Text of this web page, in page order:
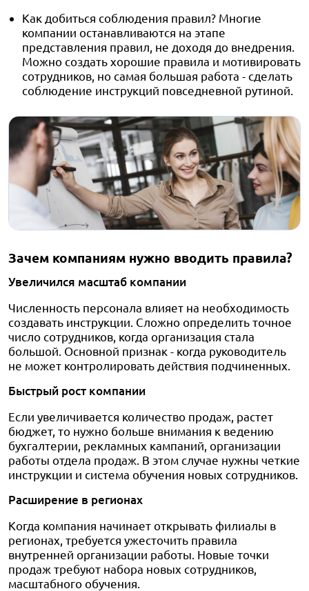
Как добиться соблюдения правил? Многие
компании останавливаются на этапе
представления правил, не доходя до внедрения.
Можно создать хорошие правила и мотивировать
сотрудников, но самая большая работа - сделать
соблюдение инструкций повседневной рутиной.
Зачем компаниям нужно вводить правила?
Увеличился масштаб компании
Численность персонала влияет на необходимость
создавать инструкции. Сложно определить точное
число сотрудников, когда организация стала
большой. Основной признак - когда руководитель
не может контролировать действия подчиненных.
Быстрый рост компании
Если увеличивается количество продаж, растет
бюджет, то нужно больше внимания к ведению
бухгалтерии, рекламных кампаний, организации
работы отдела продаж. В этом случае нужны четкие
инструкции и система обучения новых сотрудников.
Расширение в регионах
Когда компания начинает открывать филиалы в
регионах, требуется ужесточить правила
внутренней организации работы. Новые точки
продаж требуют набора новых сотрудников,
масштабного обучения.